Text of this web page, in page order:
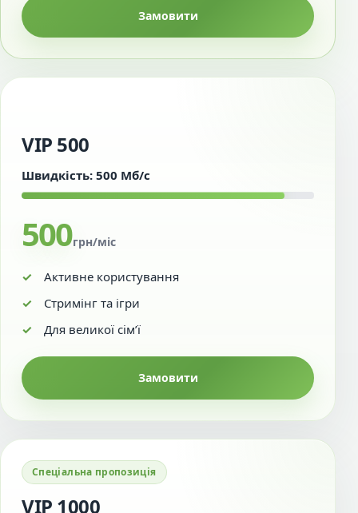
Замовити
VIP 500
Швидкість: 500 Мб/с
500грн/міс
Активне користування
Стримінг та ігри
Для великої сім’ї
Замовити
Спеціальна пропозиція
VIP 1000